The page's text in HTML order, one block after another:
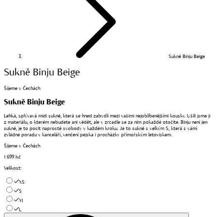
Sukně Binju Beige
Sukně Binju Beige
Šijeme v Čechách
Sukně Binju Beige
Lehká, splývavá midi sukně, která se hned zabydlí mezi vašimi nejoblíbenějšími kousky. Ušili jsme ji
z materiálu, o kterém nebudete ani vědět, ale v zrcadle se za ním pokaždé otočíte. Binju není jen
sukně, je to pocit naprosté svobody v každém kroku. Je to sukně s velkým S, která s vámi
zvládne poradu v kanceláři, venčení pejska i procházky přímořským letoviskem.
Šijeme v Čechách
1 699 Kč
Velikost:
XS
S
M
L